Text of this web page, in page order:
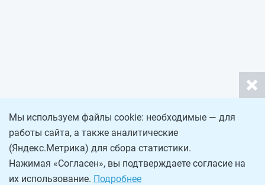
Мы используем файлы cookie: необходимые — для
работы сайта, а также аналитические
(Яндекс.Метрика) для сбора статистики.
Нажимая «Согласен», вы подтверждаете согласие на
их использование. Подробнее